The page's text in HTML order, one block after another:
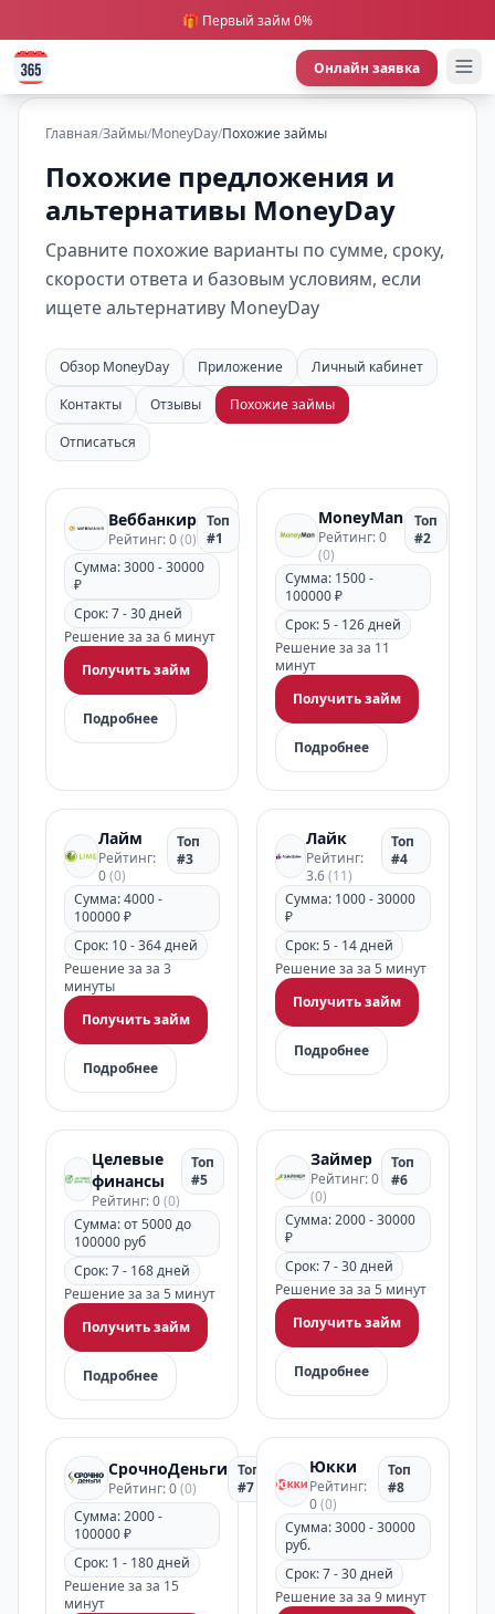
🎁 Первый займ 0%
Онлайн заявка
Главная/Займы/MoneyDay/Похожие займы
Похожие предложения и
альтернативы MoneyDay
Сравните похожие варианты по сумме, сроку,
скорости ответа и базовым условиям, если
ищете альтернативу MoneyDay
Обзор MoneyDay Приложение
Личный кабинет
Контакты
Отзывы
Похожие займы
Отписаться
Веббанкир
Рейтинг: 0(0)
Топ
#1
Сумма: 3000 - 30000
₽
Срок: 7 - 30 дней
Решение за за 6 минут
Получить займ
Подробнее
MoneyMan
Рейтинг: 0
(0)
Топ
#2
Сумма: 1500 -
100000 ₽
Срок: 5 - 126 дней
Решение за за 11
минут
Получить займ
Подробнее
Лайм
Рейтинг:
0(0)
Топ
#3
Сумма: 4000 -
100000 ₽
Срок: 10 - 364 дней
Решение за за 3
минуты
Получить займ
Подробнее
Лайк
Рейтинг:
3.6(11)
Топ
#4
Сумма: 1000 - 30000
₽
Срок: 5 - 14 дней
Решение за за 5 минут
Получить займ
Подробнее
Целевые
финансы
Рейтинг: 0(0)
Топ
#5
Сумма: от 5000 до
100000 руб
Срок: 7 - 168 дней
Решение за за 5 минут
Получить займ
Подробнее
Займер
Рейтинг: 0
(0)
Топ
#6
Сумма: 2000 - 30000
₽
Срок: 7 - 30 дней
Решение за за 5 минут
Получить займ
Подробнее
СрочноДеньги
Рейтинг: 0(0)
Топ
#7
Сумма: 2000 -
100000 ₽
Срок: 1 - 180 дней
Решение за за 15
минут
Юкки
Рейтинг:
0(0)
Топ
#8
Сумма: 3000 - 30000
руб.
Срок: 7 - 30 дней
Решение за за 9 минут